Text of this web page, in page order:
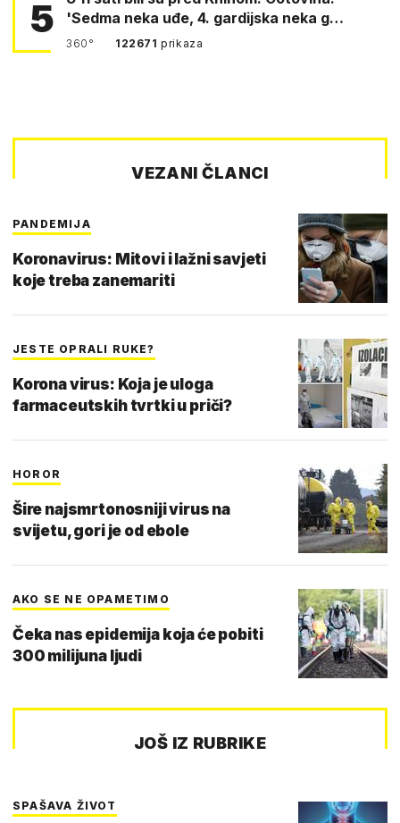
5
'Sedma neka uđe, 4. gardijska neka g…
360° 122671prikaza
VEZANI ČLANCI
PANDEMIJA
Koronavirus: Mitovi i lažni savjeti
koje treba zanemariti
JESTE OPRALI RUKE?
Korona virus: Koja je uloga
farmaceutskih tvrtki u priči?
HOROR
Šire najsmrtonosniji virus na
svijetu, gori je od ebole
AKO SE NE OPAMETIMO
Čeka nas epidemija koja će pobiti
300 milijuna ljudi
JOŠ IZ RUBRIKE
SPAŠAVA ŽIVOT